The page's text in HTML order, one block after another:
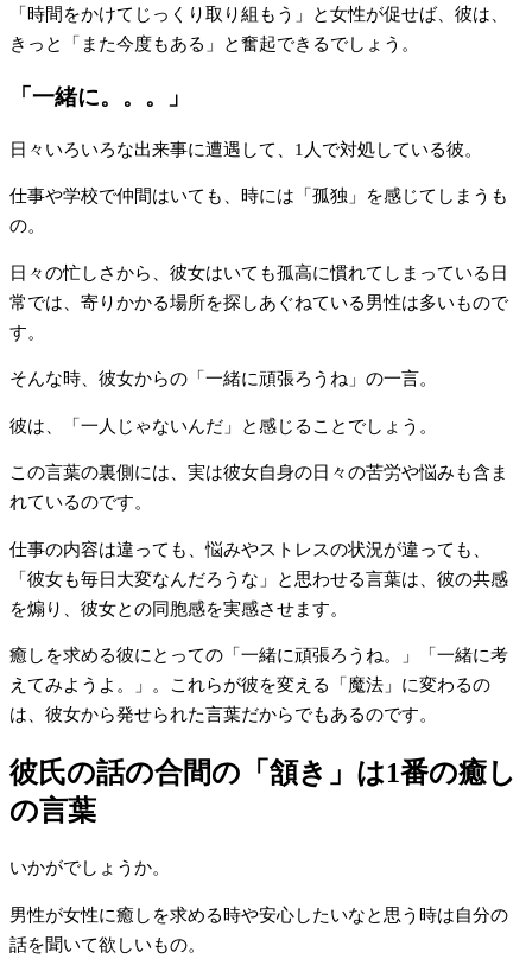
「時間をかけてじっくり取り組もう」と女性が促せば、彼は、
きっと「また今度もある」と奮起できるでしょう。
「一緒に。。。」
日々いろいろな出来事に遭遇して、1人で対処している彼。
仕事や学校で仲間はいても、時には「孤独」を感じてしまうも
の。
日々の忙しさから、彼女はいても孤高に慣れてしまっている日
常では、寄りかかる場所を探しあぐねている男性は多いもので
す。
そんな時、彼女からの「一緒に頑張ろうね」の一言。
彼は、「一人じゃないんだ」と感じることでしょう。
この言葉の裏側には、実は彼女自身の日々の苦労や悩みも含ま
れているのです。
仕事の内容は違っても、悩みやストレスの状況が違っても、
「彼女も毎日大変なんだろうな」と思わせる言葉は、彼の共感
を煽り、彼女との同胞感を実感させます。
癒しを求める彼にとっての「一緒に頑張ろうね。」「一緒に考
えてみようよ。」。これらが彼を変える「魔法」に変わるの
は、彼女から発せられた言葉だからでもあるのです。
彼氏の話の合間の「頷き」は1番の癒し
の言葉
いかがでしょうか。
男性が女性に癒しを求める時や安心したいなと思う時は自分の
話を聞いて欲しいもの。